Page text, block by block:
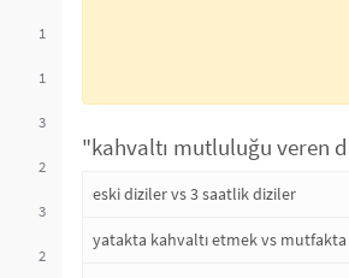
1
1
3
2
3
2
"kahvaltı mutluluğu veren
eski diziler vs 3 saatlik diziler
yatakta kahvaltı etmek vs